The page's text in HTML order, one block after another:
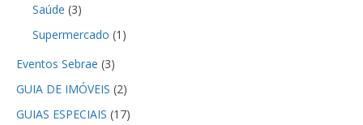
Saúde (3)
Supermercado (1)
Eventos Sebrae (3)
GUIA DE IMÓVEIS (2)
GUIAS ESPECIAIS (17)